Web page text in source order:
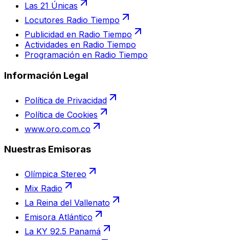
Las 21 Únicas
Locutores Radio Tiempo
Publicidad en Radio Tiempo
Actividades en Radio Tiempo
Programación en Radio Tiempo
Información Legal
Política de Privacidad
Política de Cookies
www.oro.com.co
Nuestras Emisoras
Olímpica Stereo
Mix Radio
La Reina del Vallenato
Emisora Atlántico
La KY 92.5 Panamá